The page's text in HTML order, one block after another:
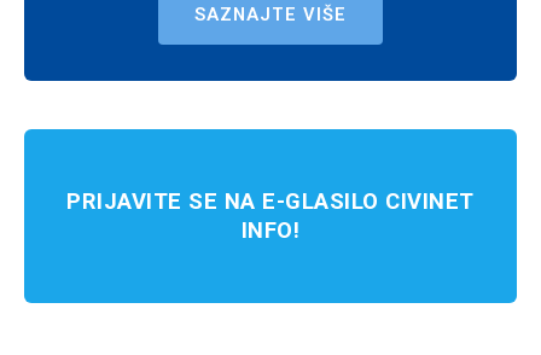
SAZNAJTE VIŠE
PRIJAVITE SE NA E-GLASILO CIVINET
INFO!